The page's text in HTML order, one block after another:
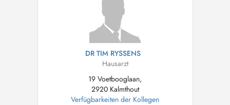
DR TIM RYSSENS
Hausarzt
19 Voetbooglaan,
2920 Kalmthout
Verfügbarkeiten der Kollegen